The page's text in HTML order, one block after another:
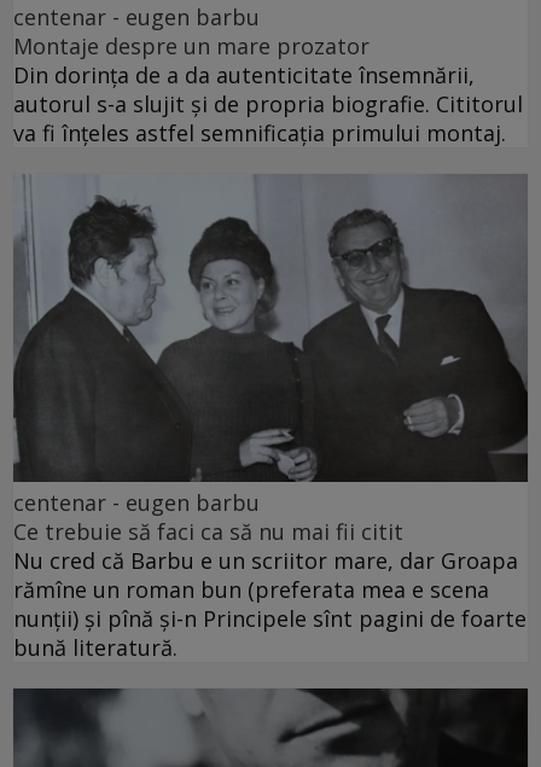
centenar - eugen barbu
Montaje despre un mare prozator
Din dorința de a da autenticitate însemnării,
autorul s-a slujit și de propria biografie. Cititorul
va fi înțeles astfel semnificația primului montaj.
centenar - eugen barbu
Ce trebuie să faci ca să nu mai fii citit
Nu cred că Barbu e un scriitor mare, dar Groapa
rămîne un roman bun (preferata mea e scena
nunții) și pînă și-n Principele sînt pagini de foarte
bună literatură.